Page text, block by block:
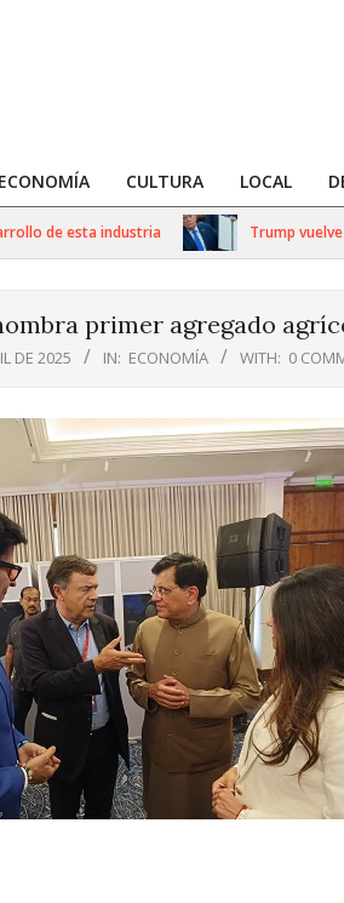
ECONOMÍA CULTURA LOCAL
de esta industria Trump vuelve a
primer agregado
DE 2025 IN: ECONOMÍA WITH: 0